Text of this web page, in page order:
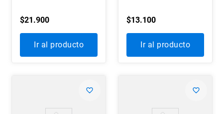
$21.900
Ir al producto
$13.100
Ir al producto